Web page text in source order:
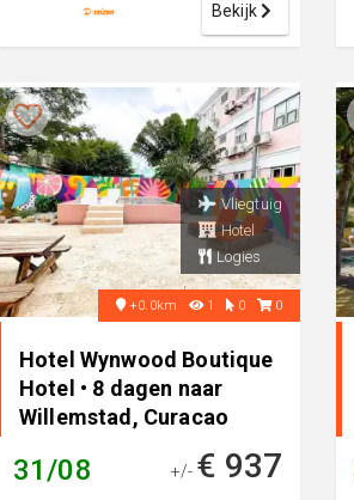
Bekijk
Vliegtuig
Hotel
Logies
+0.0km 1 0 0
Hotel Wynwood Boutique
Hotel • 8 dagen naar
Willemstad, Curacao
31/08 +/- € 937